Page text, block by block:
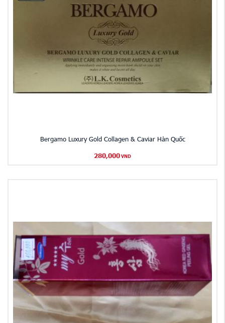
Bergamo Luxury Gold Collagen & Caviar Hàn Quốc
280,000 VND